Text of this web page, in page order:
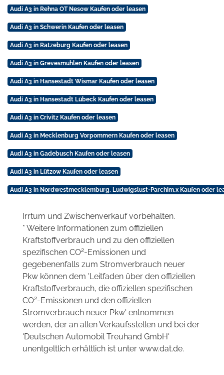
Audi A3 in Rehna OT Nesow Kaufen oder leasen
Audi A3 in Schwerin Kaufen oder leasen
Audi A3 in Ratzeburg Kaufen oder leasen
Audi A3 in Grevesmühlen Kaufen oder leasen
Audi A3 in Hansestadt Wismar Kaufen oder leasen
Audi A3 in Hansestadt Lübeck Kaufen oder leasen
Audi A3 in Crivitz Kaufen oder leasen
Audi A3 in Mecklenburg Vorpommern Kaufen oder leasen
Audi A3 in Gadebusch Kaufen oder leasen
Audi A3 in Lützow Kaufen oder leasen
Audi A3 in Nordwestmecklemburg, Ludwigslust-Parchim,x Kaufen oder
Irrtum und Zwischenverkauf vorbehalten.
* Weitere Informationen zum offiziellen
Kraftstoffverbrauch und zu den offiziellen
spezifischen CO2-Emissionen und
gegebenenfalls zum Stromverbrauch neuer
Pkw können dem 'Leitfaden über den offiziellen
Kraftstoffverbrauch, die offiziellen spezifischen
CO2-Emissionen und den offiziellen
Stromverbrauch neuer Pkw' entnommen
werden, der an allen Verkaufsstellen und bei der
'Deutschen Automobil Treuhand GmbH'
unentgeltlich erhältlich ist unter www.dat.de.